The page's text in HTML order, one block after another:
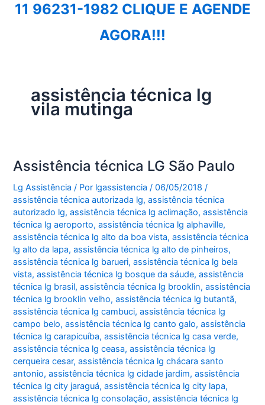
11 96231-1982 CLIQUE E AGENDE
AGORA!!!
assistência técnica lg
vila mutinga
Assistência técnica LG São Paulo
Lg Assistência / Por lgassistencia/06/05/2018 /
assistência técnica autorizada lg,assistência técnica
autorizado lg,assistência técnica lg aclimação,assistência
técnica lg aeroporto,assistência técnica lg alphaville,
assistência técnica lg alto da boa vista,assistência técnica
lg alto da lapa,assistência técnica lg alto de pinheiros,
assistência técnica lg barueri,assistência técnica lg bela
vista,assistência técnica lg bosque da sáude,assistência
técnica lg brasil,assistência técnica lg brooklin,assistência
técnica lg brooklin velho,assistência técnica lg butantã,
assistência técnica lg cambuci,assistência técnica lg
campo belo,assistência técnica lg canto galo,assistência
técnica lg carapicuíba,assistência técnica lg casa verde,
assistência técnica lg ceasa,assistência técnica lg
cerqueira cesar,assistência técnica lg chácara santo
antonio,assistência técnica lg cidade jardim,assistência
técnica lg city jaraguá,assistência técnica lg city lapa,
assistência técnica lg consolação,assistência técnica lg